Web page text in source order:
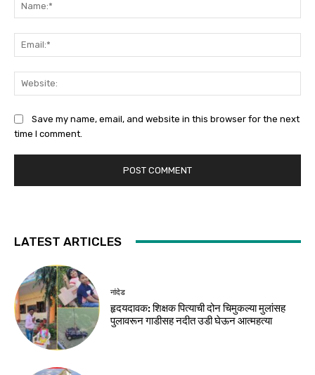
Save my name, email, and website in this browser for the next
time I comment.
LATEST ARTICLES
नांदेड
हृदयदावक: शिक्षक पित्याची दोन चिमुकल्या मुलांसह
पुलावरून गाडीसह नदीत उडी घेऊन आत्महत्या